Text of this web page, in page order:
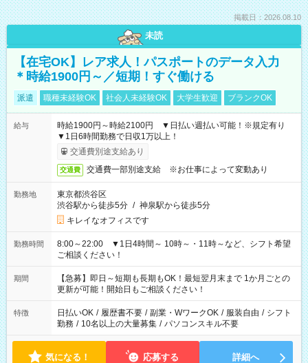
掲載日：2026.08.10
未読
【在宅OK】レア求人！パスポートのデータ入力
＊時給1900円～／短期！すぐ働ける
派遣 職種未経験OK 社会人未経験OK 大学生歓迎 ブランクOK
給与
時給1900円～時給2100円 ▼日払い週払い可能！※規定有り
▼1日6時間勤務で日収1万以上！
交通費別途支給あり
交通費 交通費一部別途支給 ※お仕事によって変動あり
勤務地
東京都渋谷区
渋谷駅から徒歩5分 / 神泉駅から徒歩5分
キレイなオフィスです
勤務時間
8:00～22:00 ▼1日4時間～ 10時～・11時～など、シフト希望
ご相談ください！
期間
【急募】即日～短期も長期もOK！最短翌月末まで 1か月ごとの
更新が可能！開始日もご相談ください！
特徴 日払いOK / 履歴書不要 / 副業・WワークOK / 服装自由 / シフト
勤務 / 10名以上の大量募集 / パソコンスキル不要
気になる！ 応募する 詳細へ